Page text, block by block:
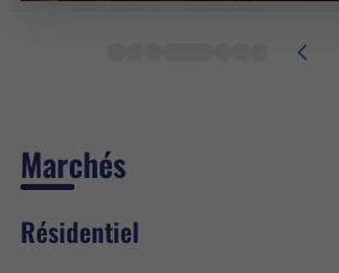
Marchés
Résidentiel